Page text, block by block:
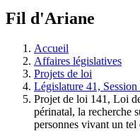
à
législative.
Fil d'Ariane
Accueil
Affaires législatives
Projets de loi
Législature 41, Session
Projet de loi 141, Loi
périnatal, la recherche
personnes vivant un tel